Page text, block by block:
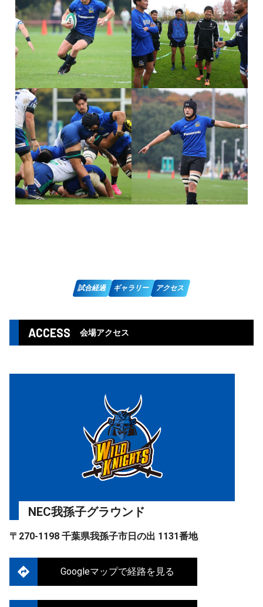
試合経過 ギャラリー アクセス
ACCESS 会場アクセス
NEC我孫子グラウンド
〒270-1198 千葉県我孫子市日の出 1131番地
Googleマップで経路を見る